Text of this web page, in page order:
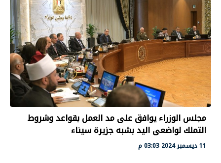
مجلس الوزراء يوافق على مد العمل بقواعد وشروط
التملك لواضعى اليد بشبه جزيرة سيناء
11 ديسمبر 2024 03:03 م